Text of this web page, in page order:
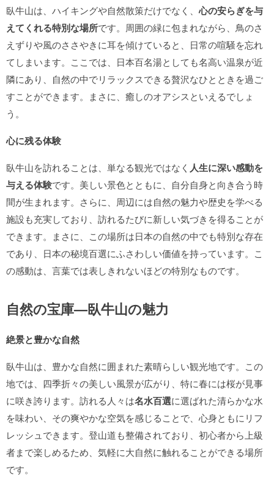
臥牛山は、ハイキングや自然散策だけでなく、心の安らぎを与
えてくれる特別な場所です。周囲の緑に包まれながら、鳥のさ
えずりや風のささやきに耳を傾けていると、日常の喧騒を忘れ
てしまいます。ここでは、日本百名湯としても名高い温泉が近
隣にあり、自然の中でリラックスできる贅沢なひとときを過ご
すことができます。まさに、癒しのオアシスといえるでしょ
う。
心に残る体験
臥牛山を訪れることは、単なる観光ではなく 人生に深い感動を
与える体験です。美しい景色とともに、自分自身と向き合う時
間が生まれます。さらに、周辺には自然の魅力や歴史を学べる
施設も充実しており、訪れるたびに新しい気づきを得ることが
できます。まさに、この場所は日本の自然の中でも特別な存在
であり、日本の秘境百選にふさわしい価値を持っています。こ
の感動は、言葉では表しきれないほどの特別なものです。
自然の宝庫—臥牛山の魅力
絶景と豊かな自然
臥牛山は、豊かな自然に囲まれた素晴らしい観光地です。この
地では、四季折々の美しい風景が広がり、特に春には桜が見事
に咲き誇ります。訪れる人々は名水百選に選ばれた清らかな水
を味わい、その爽やかな空気を感じることで、心身ともにリフ
レッシュできます。登山道も整備されており、初心者から上級
者まで楽しめるため、気軽に大自然に触れることができる場所
です。